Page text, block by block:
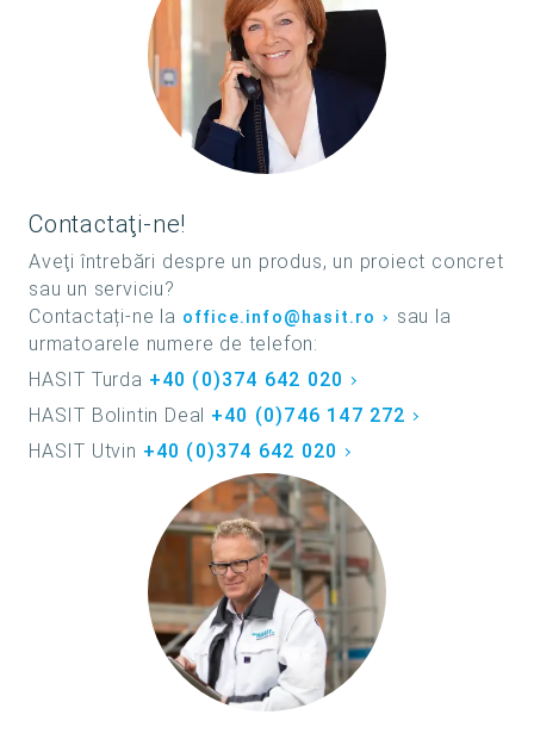
Contactaţi-ne!
Aveţi întrebări despre un produs, un proiect concret
sau un serviciu?
Contactați-ne la office.info@hasit.ro
sau la
urmatoarele numere de telefon:
HASIT Turda +40 (0)374 642 020
HASIT Bolintin Deal +40 (0)746 147 272
HASIT Utvin +40 (0)374 642 020